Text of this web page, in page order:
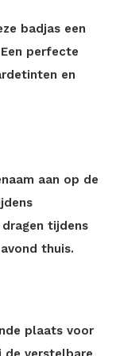
badjas een
perfecte
en
aan op de
tijdens
thuis.
plaats voor